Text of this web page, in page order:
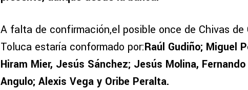
A falta de confirmación,el posible once de Chivas de
Toluca estaría conformado por:Raúl Gudiño; Miguel
Hiram Mier, Jesús Sánchez; Jesús Molina,
Angulo; Alexis Vega y Oribe Peralta.